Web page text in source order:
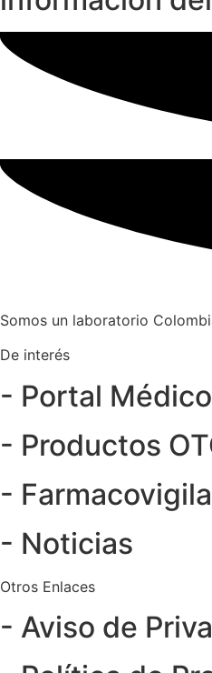
Somos un laboratorio
De interés
- Portal
- Productos
-
- Noticias
Otros Enlaces
- Aviso de